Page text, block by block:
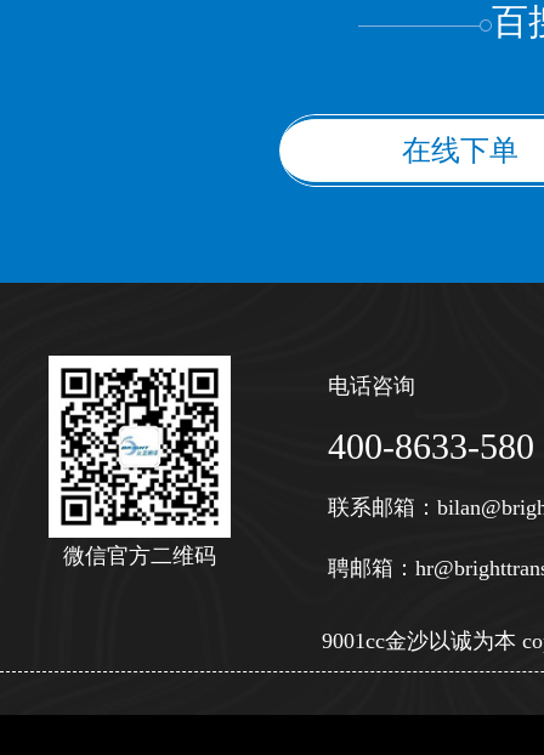
百
在线下单
微信官方二维码
电话咨询
400-8633-580
联系邮箱：
聘邮箱：
9001cc金沙以诚为本